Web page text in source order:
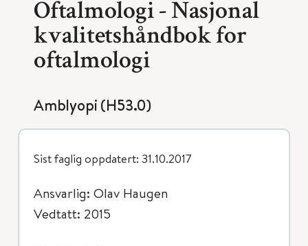
Oftalmologi - Nasjonal
kvalitetshåndbok for
oftalmologi
Amblyopi (H53.0)
Sist faglig oppdatert: 31.10.2017
Ansvarlig: Olav Haugen
Vedtatt: 2015